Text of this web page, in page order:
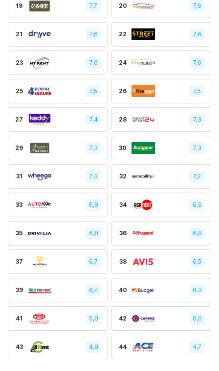
19 7,7 20 7,6
21 7,6 22 7,6
23 7,6 24 7,6
25 7,5 26 7,5
27 7,4 28 7,3
29 7,3 30 7,3
31 7,3 32 7,2
33 6,9 34 6,9
35 6,8 36 6,8
37 6,7 38 6,5
39 6,4 40 6.3
41 6,0 42 6,0
43 4,9 44 4,7